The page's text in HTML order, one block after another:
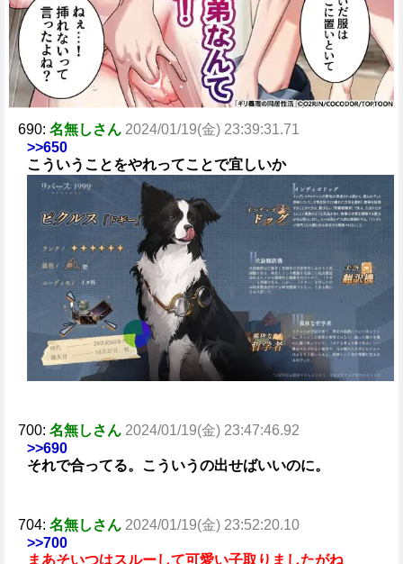
690: 名無しさん 2024/01/19(金) 23:39:31.71
>>650
こういうことをやれってことで宜しいか
700: 名無しさん 2024/01/19(金) 23:47:46.92
>>690
それで合ってる。こういうの出せばいいのに。
704: 名無しさん 2024/01/19(金) 23:52:20.10
>>700
まあそいつはスルーして可愛い子取りましたがね